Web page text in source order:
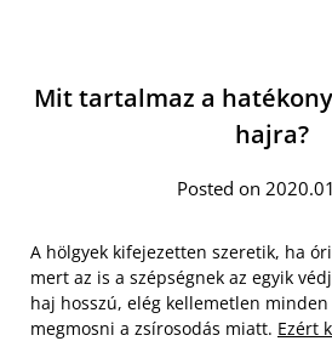
Mit tartalmaz a
hajra?
Posted on
A hölgyek kifejezetten szeretik, ha
mert az is a szépségnek az egyik
haj hosszú, elég kellemetlen
megmosni a zsírosodás miatt. Ezért